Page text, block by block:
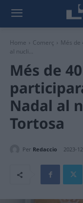
Home Comerç
Més de
al nucli...
Més de
Nadal al
Tortosa
Per Redaccio 2023-